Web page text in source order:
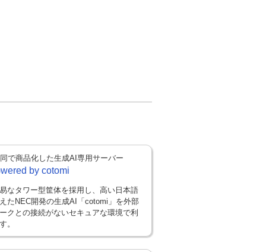
で商品化した生成AI専用サーバー
by cotomi
なタワー型筐体を採用し、高い日本語
たNEC開発の生成AI「cotomi」を外部
クとの接続がないセキュアな環境で利
。